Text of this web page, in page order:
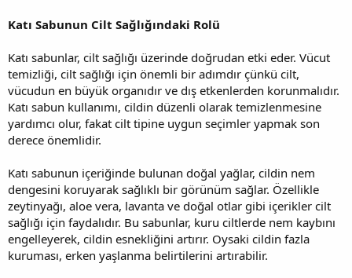
Katı Sabunun Cilt Sağlığındaki Rolü
Katı sabunlar, cilt sağlığı üzerinde doğrudan etki eder. Vücut
temizliği, cilt sağlığı için önemli bir adımdır çünkü cilt,
vücudun en büyük organıdır ve dış etkenlerden korunmalıdır.
Katı sabun kullanımı, cildin düzenli olarak temizlenmesine
yardımcı olur, fakat cilt tipine uygun seçimler yapmak son
derece önemlidir.
Katı sabunun içeriğinde bulunan doğal yağlar, cildin nem
dengesini koruyarak sağlıklı bir görünüm sağlar. Özellikle
zeytinyağı, aloe vera, lavanta ve doğal otlar gibi içerikler cilt
sağlığı için faydalıdır. Bu sabunlar, kuru ciltlerde nem kaybını
engelleyerek, cildin esnekliğini artırır. Oysaki cildin fazla
kuruması, erken yaşlanma belirtilerini artırabilir.